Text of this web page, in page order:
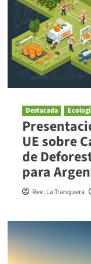
Destacada
UE sobre
de
para
Rev. La Tranquera